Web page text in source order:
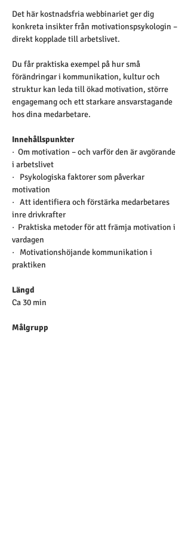
Det här kostnadsfria webbinariet ger dig
konkreta insikter från motivationspsykologin –
direkt kopplade till arbetslivet.
Du får praktiska exempel på hur små
förändringar i kommunikation, kultur och
struktur kan leda till ökad motivation, större
engagemang och ett starkare ansvarstagande
hos dina medarbetare.
Innehållspunkter
·  Om motivation – och varför den är avgörande
i arbetslivet
·   Psykologiska faktorer som påverkar
motivation
·   Att identifiera och förstärka medarbetares
inre drivkrafter
·  Praktiska metoder för att främja motivation i
vardagen
·   Motivationshöjande kommunikation i
praktiken
Längd
Ca 30 min
Målgrupp